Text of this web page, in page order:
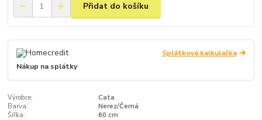
Přidat do košíku
Splátková kalkulačka
Nákup na splátky
Výrobce:
Cata
Barva:
Nerez/Černá
Šířka:
60 cm